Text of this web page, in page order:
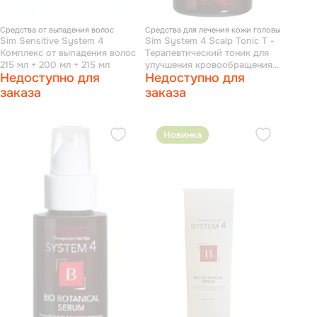
Средства от выпадения волос
Sim Sensitive System 4
Комплекс от выпадения волос
215 мл + 200 мл + 215 мл
Недоступно для
заказа
Средства для лечения кожи головы
Sim System 4 Scalp Tonic T -
Терапевтический тоник для
улучшения кровообращения
кожи головы и роста волос
50 мл
Недоступно для
заказа
Новинка